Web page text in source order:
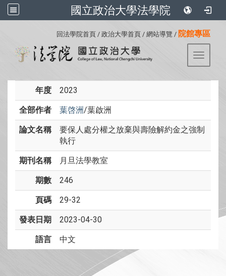
國立政治大學法學院
回法學院首頁 / 政治大學首頁 / 網站導覽 / 院館專區
Toggle
年度 2023
全部作者 葉啓洲/葉啟洲
論文名稱
要保人處分權之放棄與壽險解約金之強制
執行
期刊名稱 月旦法學教室
期數 246
頁碼 29-32
發表日期 2023-04-30
語言 中文